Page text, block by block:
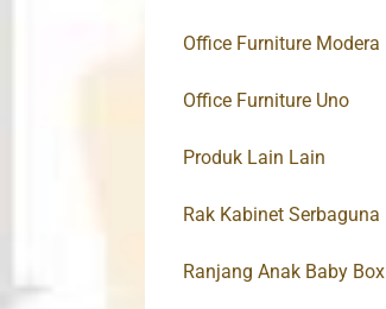
Office Furniture Modera
Office Furniture Uno
Produk Lain Lain
Rak Kabinet Serbaguna
Ranjang Anak Baby Box